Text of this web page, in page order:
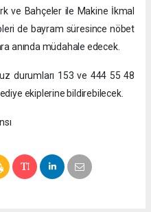
ve Bahçeler ile Makine İkmal
de bayram süresince nöbet
anında müdahale edecek.
durumları 153 ve 444 55 48
ekiplerine bildirebilecek.